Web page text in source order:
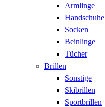
Armlinge
Handschuhe
Socken
Beinlinge
Tücher
Brillen
Sonstige
Skibrillen
Sportbrillen